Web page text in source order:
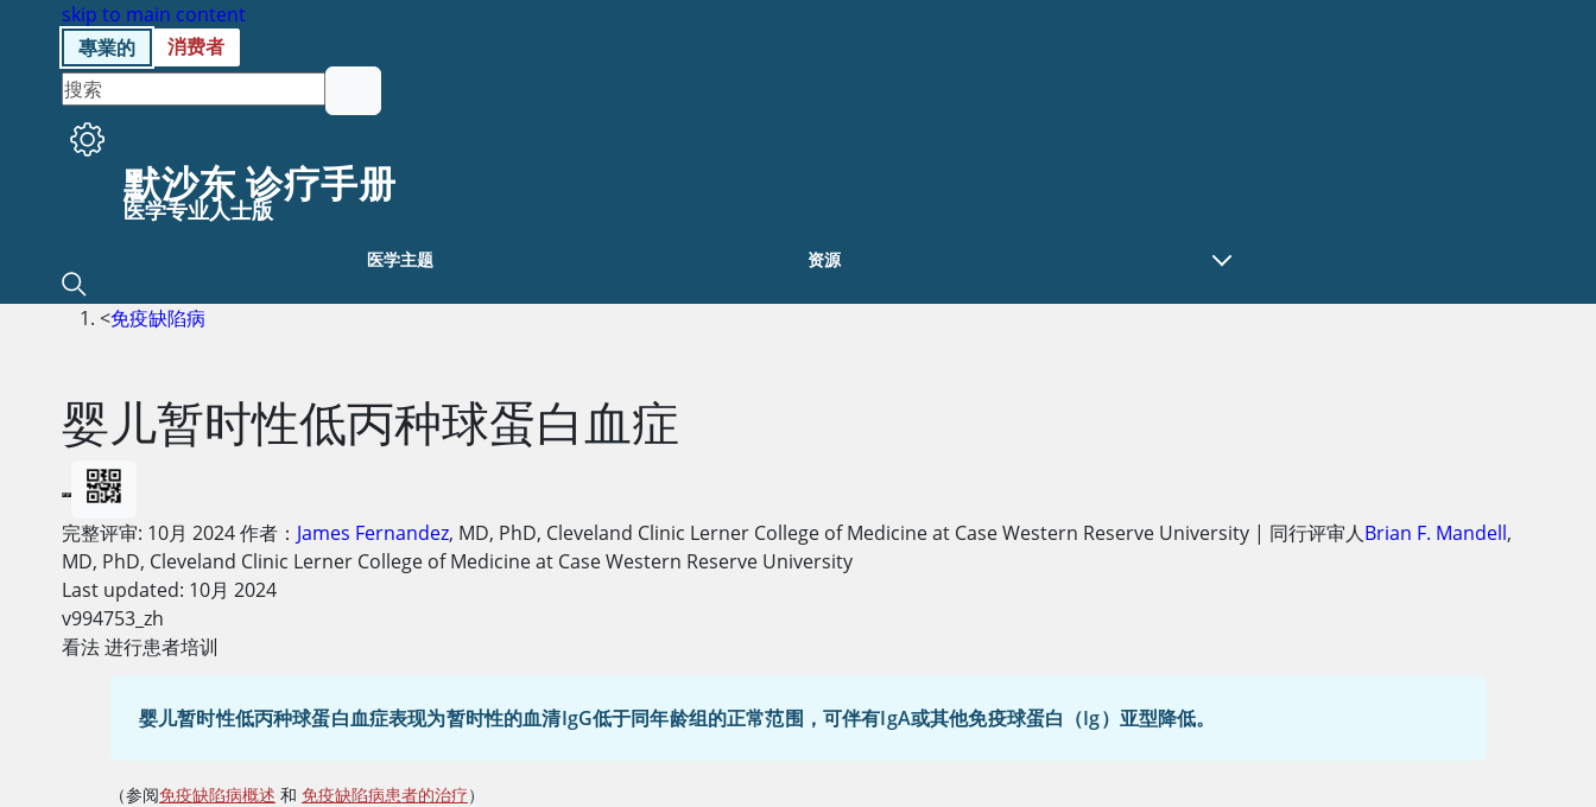
skip to main content
專業的
消费者
默沙东 诊疗手册
医学专业人士版
医学主题 资源
<免疫缺陷病
婴儿暂时性低丙种球蛋白血症
完整评审: 10月 2024作者： James Fernandez, MD, PhD, Cleveland Clinic Lerner College of Medicine at Case Western Reserve University | 同行评审人Brian F. Mandell,
MD, PhD, Cleveland Clinic Lerner College of Medicine at Case Western Reserve University
Last updated: 10月 2024
v994753_zh
看法 进行患者培训
婴儿暂时性低丙种球蛋白血症表现为暂时性的血清IgG低于同年龄组的正常范围，可伴有IgA或其他免疫球蛋白（Ig）亚型降低。
（参阅免疫缺陷病概述 和 免疫缺陷病患者的治疗）